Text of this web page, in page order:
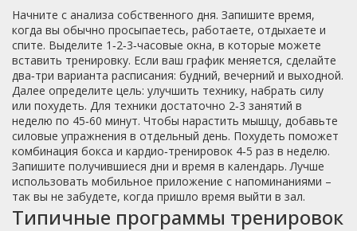
Начните с анализа собственного дня. Запишите время,
когда вы обычно просыпаетесь, работаете, отдыхаете и
спите. Выделите 1‑2‑3‑часовые окна, в которые можете
вставить тренировку. Если ваш график меняется, сделайте
два‑три варианта расписания: будний, вечерний и выходной.
Далее определите цель: улучшить технику, набрать силу
или похудеть. Для техники достаточно 2‑3 занятий в
неделю по 45‑60 минут. Чтобы нарастить мышцу, добавьте
силовые упражнения в отдельный день. Похудеть поможет
комбинация бокса и кардио‑тренировок 4‑5 раз в неделю.
Запишите получившиеся дни и время в календарь. Лучше
использовать мобильное приложение с напоминаниями –
так вы не забудете, когда пришло время выйти в зал.
Типичные программы тренировок